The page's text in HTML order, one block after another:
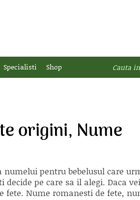
Specialisti Shop
origini, Nume
pentru bebelusul care
pe care sa il alegi. Daca
fete. Nume romanesti de fete,